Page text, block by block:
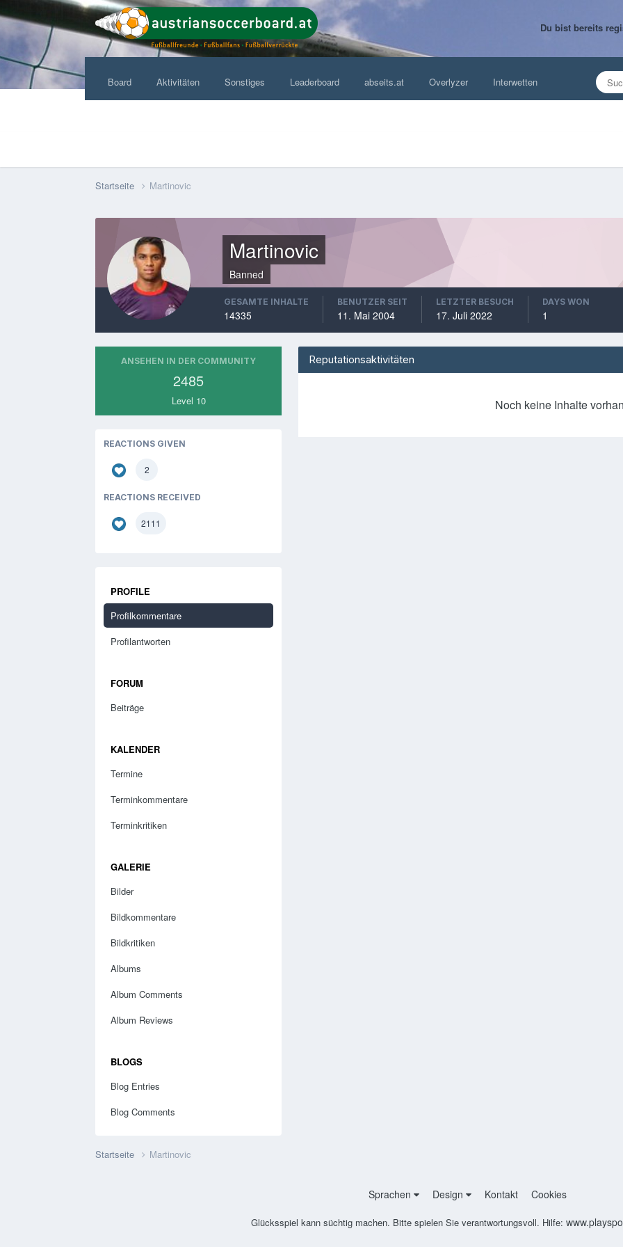
Du bist bereits
Board Aktivitäten Sonstiges Leaderboard abseits.at Overlyzer Interwetten
Startseite Martinovic
Martinovic
Banned
GESAMTE INHALTE
14335
BENUTZER SEIT
11. Mai 2004
LETZTER BESUCH
17. Juli 2022
DAYS WON
1
ANSEHEN IN DER COMMUNITY
2485
Level 10
REACTIONS GIVEN
2
REACTIONS RECEIVED
2111
PROFILE
Profilkommentare
Profilantworten
FORUM
Beiträge
KALENDER
Termine
Terminkommentare
Terminkritiken
GALERIE
Bilder
Bildkommentare
Bildkritiken
Albums
Album Comments
Album Reviews
BLOGS
Blog Entries
Blog Comments
Reputationsaktivitäten
Noch keine Inhalte
Startseite Martinovic
Sprachen Design Kontakt Cookies
Glücksspiel kann süchtig machen. Bitte spielen Sie verantwortungsvoll. Hilfe: